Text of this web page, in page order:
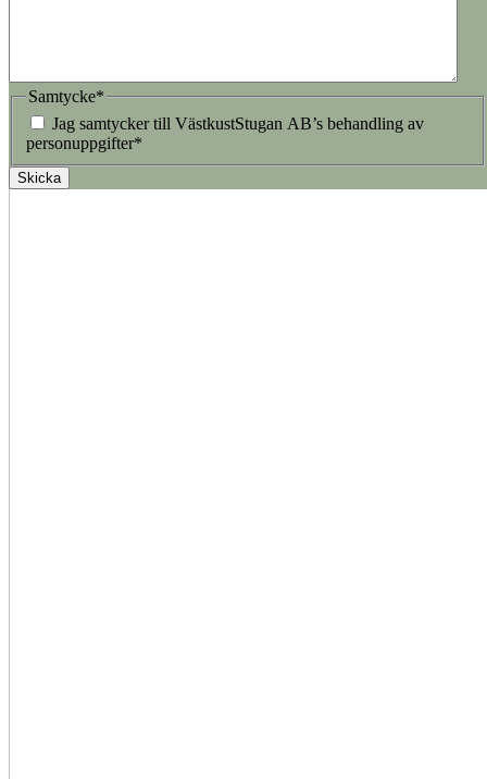
Samtycke*
Jag samtycker till VästkustStugan AB’s behandling av
personuppgifter*
Skicka